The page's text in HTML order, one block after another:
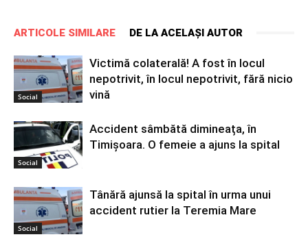
ARTICOLE SIMILARE DE LA ACELAȘI AUTOR
Social
Victimă colaterală! A fost în locul
nepotrivit, în locul nepotrivit, fără nicio
vină
Social
Accident sâmbătă dimineața, în
Timișoara. O femeie a ajuns la spital
Social
Tânără ajunsă la spital în urma unui
accident rutier la Teremia Mare